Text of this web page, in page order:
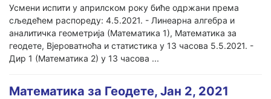
Усмени испити у априлском року биће одржани према
сљедећем распореду: 4.5.2021. - Линеарна алгебра и
аналитичка геометрија (Математика 1), Математика за
геодете, Вјероватноћа и статистика у 13 часова 5.5.2021. -
Дир 1 (Математика 2) у 13 часова ...
Математика за Геодете, Јан 2, 2021